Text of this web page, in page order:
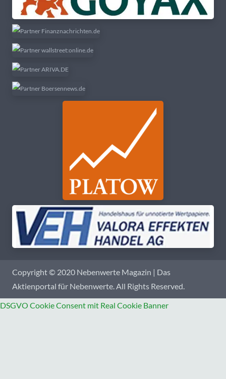
Copyright © 2020 Nebenwerte Magazin | Das
Aktienportal für Nebenwerte. All Rights Reserved.
DSGVO Cookie Consent mit Real Cookie Banner